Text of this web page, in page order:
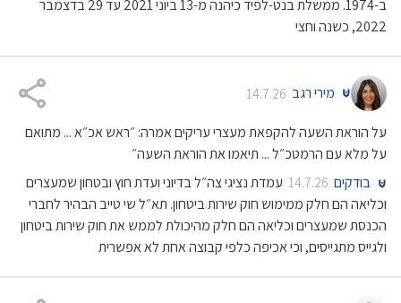
ב-1974. ממשלת בנט-לפיד כיהנה מ-13 ביוני 2021 עד 29 בדצמבר
2022, כשנה וחצי
מירי רגב 14.7.26
על הוראת השעה להקפאת מעצרי עריקים אמרה: ״ראש אכ״א ... מתואם
על מלא עם הרמטכ״ל ... תיאמו את הוראת השעה״
בודקים 14.7.26 עמדת נציגי צה״ל בדיוני ועדת חוץ ובטחון שמעצרים
וכליאה הם חלק ממימוש חוק שירות ביטחון. תא״ל שי טייב הבהיר לחברי
הכנסת שמעצרים וכליאה הם חלק מהיכולת לממש את חוק שירות ביטחון
ולגייס מתגייסים, וכי אכיפה כלפי קבוצה אחת לא אפשרית